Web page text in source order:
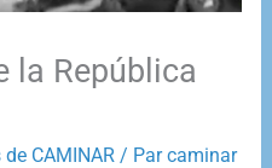
la República
CAMINAR / Parcaminar